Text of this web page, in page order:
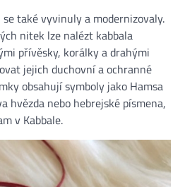
také vyvinuly a modernizovaly.
nitek lze nalézt kabbala
přívěsky, korálky a drahými
jejich duchovní a ochranné
obsahují symboly jako Hamsa
hvězda nebo hebrejské písmena,
v Kabbale.